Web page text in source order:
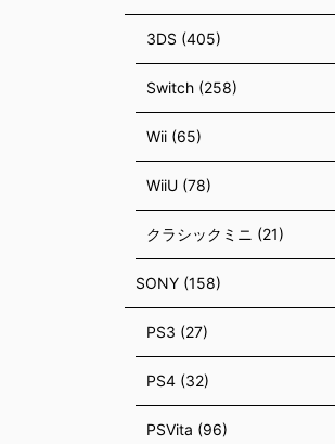
3DS (405)
Switch (258)
Wii (65)
WiiU (78)
クラシックミニ (21)
SONY (158)
PS3 (27)
PS4 (32)
PSVita (96)